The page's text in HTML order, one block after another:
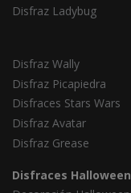
Disfraz Ladybug
Disfraz Wally
Disfraz Picapiedra
Disfraces Stars Wars
Disfraz Avatar
Disfraz Grease
Disfraces Halloween